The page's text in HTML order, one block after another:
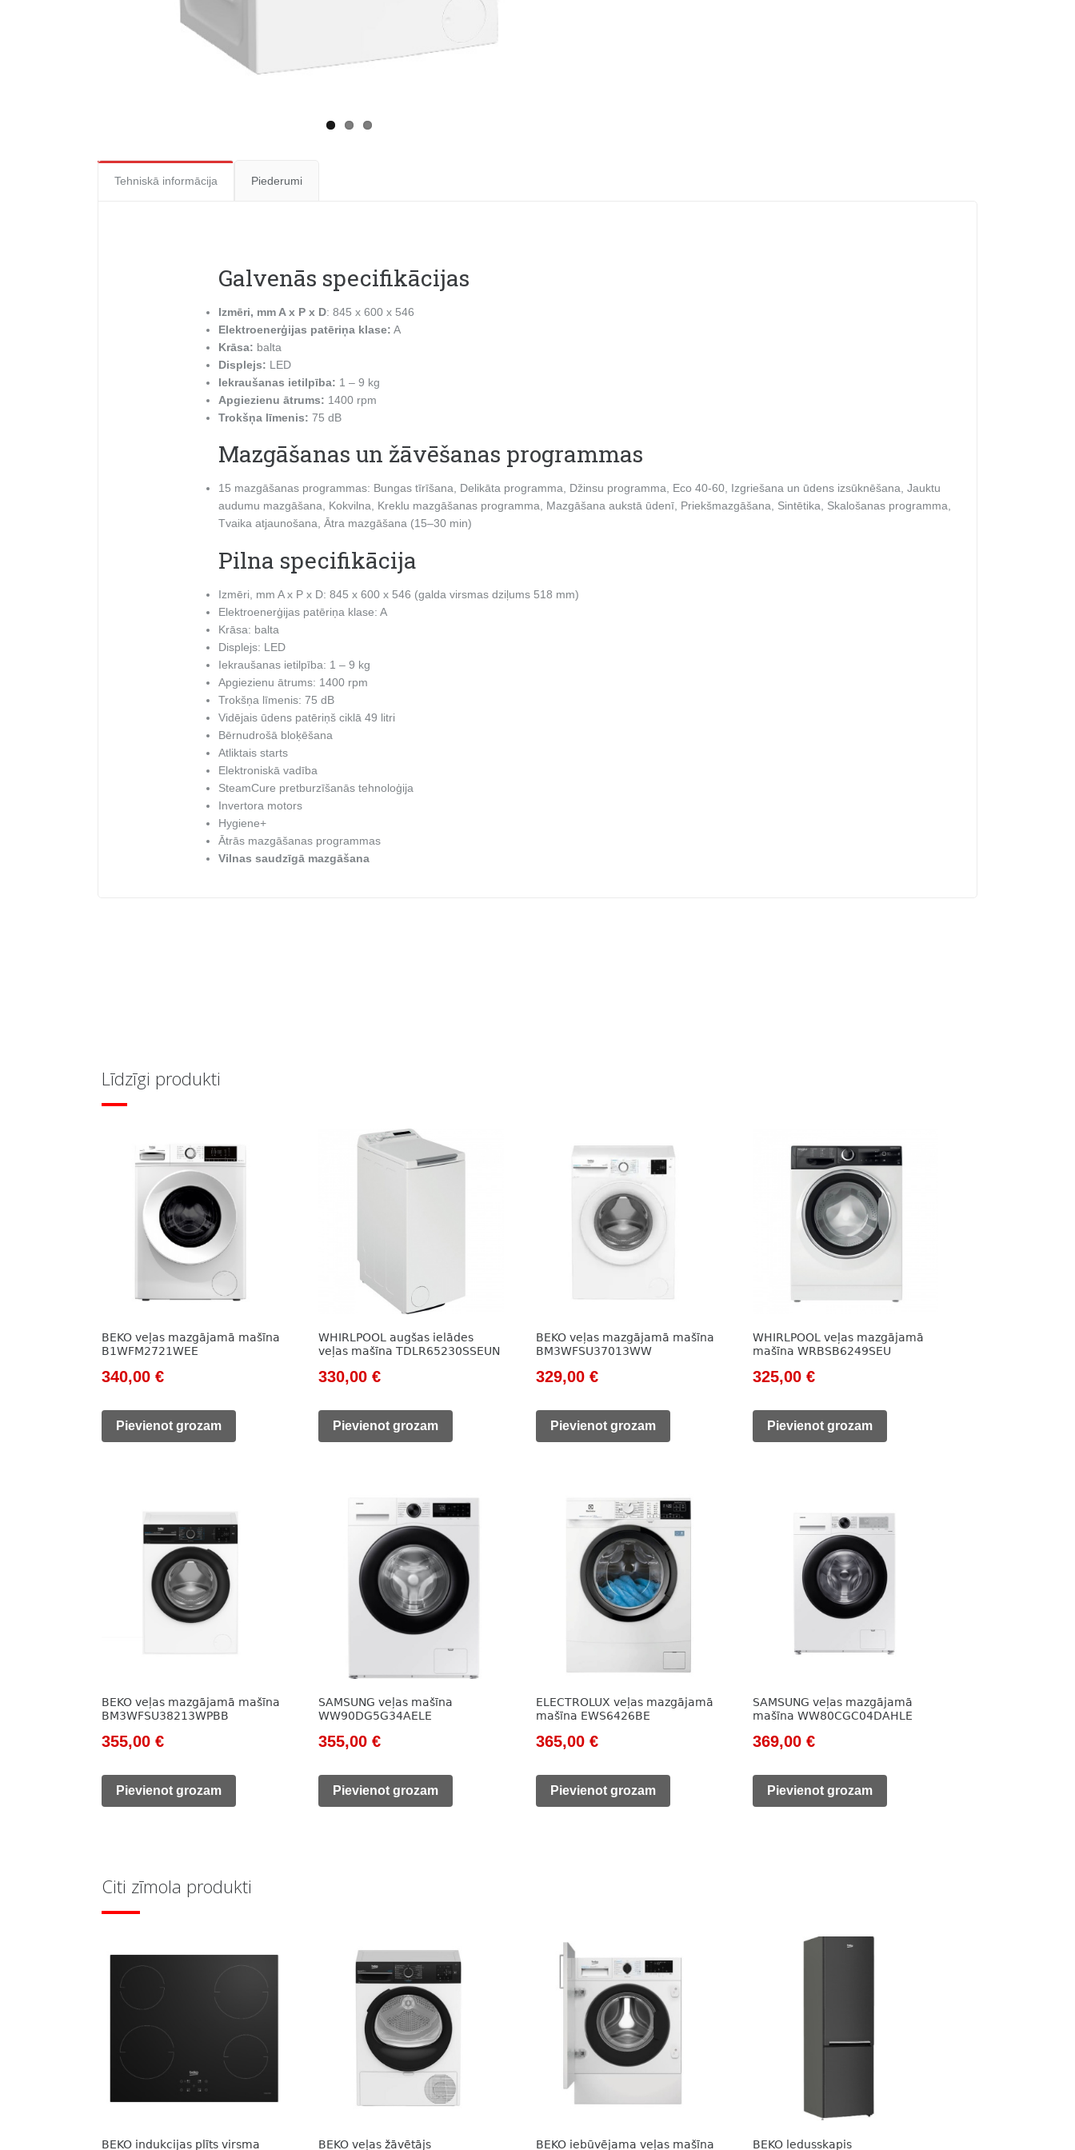
Tehniskā informācija Piederumi
Galvenās specifikācijas
Izmēri, mm A x P x D: 845 x 600 x 546
Elektroenerģijas patēriņa klase: A
Krāsa: balta
Displejs: LED
Iekraušanas ietilpība: 1 – 9 kg
Apgiezienu ātrums: 1400 rpm
Trokšņa līmenis: 75 dB
Mazgāšanas un žāvēšanas programmas
15 mazgāšanas programmas: Bungas tīrīšana, Delikāta programma, Džinsu programma, Eco 40-60, Izgriešana un ūdens izsūknēšana, Jauktu
audumu mazgāšana, Kokvilna, Kreklu mazgāšanas programma, Mazgāšana aukstā ūdenī, Priekšmazgāšana, Sintētika, Skalošanas programma,
Tvaika atjaunošana, Ātra mazgāšana (15–30 min)
Pilna specifikācija
Izmēri, mm A x P x D: 845 x 600 x 546 (galda virsmas dziļums 518 mm)
Elektroenerģijas patēriņa klase: A
Krāsa: balta
Displejs: LED
Iekraušanas ietilpība: 1 – 9 kg
Apgiezienu ātrums: 1400 rpm
Trokšņa līmenis: 75 dB
Vidējais ūdens patēriņš ciklā 49 litri
Bērnudrošā bloķēšana
Atliktais starts
Elektroniskā vadība
SteamCure pretburzīšanās tehnoloģija
Invertora motors
Hygiene+
Ātrās mazgāšanas programmas
Vilnas saudzīgā mazgāšana
Līdzīgi produkti
BEKO veļas mazgājamā mašīna
B1WFM2721WEE
Original
was:
340,00 €Current
is:
Pievienot grozam
WHIRLPOOL augšas ielādes
veļas mašīna TDLR65230SSEUN
Original
was:
330,00€Current
is:
Pievienot grozam
BEKO veļas mazgājamā mašīna
BM3WFSU37013WW
Original
was:
329,00 €Current
is:
Pievienot grozam
WHIRLPOOL veļas mazgājamā
mašīna WRBSB6249SEU
Original
was:
325,00€Current
is:
Pievienot grozam
BEKO veļas mazgājamā mašīna
BM3WFSU38213WPBB
Original
was:
355,00 €Current
is:
Pievienot grozam
SAMSUNG veļas mašīna
WW90DG5G34AELE
Original
was:
355,00€Current
is:
Pievienot grozam
ELECTROLUX veļas mazgājamā
mašīna EWS6426BE
Original
was:
365,00 €Current
is:
Pievienot grozam
SAMSUNG veļas mazgājamā
mašīna WW80CGC04DAHLE
Original
was:
369,00€Current
is:
Pievienot grozam
Citi zīmola produkti
BEKO indukcijas plīts virsma BEKO veļas žāvētājs BEKO iebūvējama veļas mašīna BEKO ledusskapis